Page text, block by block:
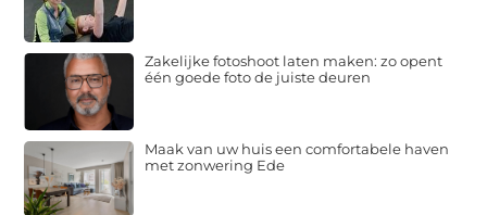
Zakelijke fotoshoot laten maken: zo opent
één goede foto de juiste deuren
Maak van uw huis een comfortabele haven
met zonwering Ede